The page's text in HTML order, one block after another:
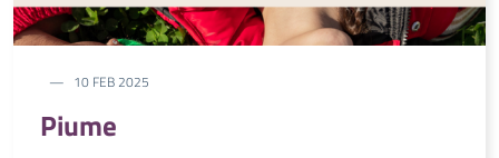
10 FEB 2025
Piume